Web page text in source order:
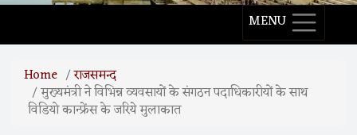
MENU
Home राजसमन्द
मुख्यमंत्री ने विभिन्न व्यवसायों के संगठन पदाधिकारीयों के साथ
विडियो कान्फ्रेंस के जरिये मुलाकात